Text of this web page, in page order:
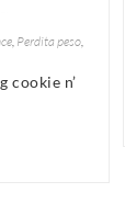
Perdita peso
cookie n’